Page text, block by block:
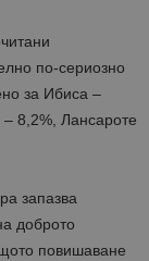
по-сериозно
за Ибиса –
8,2%, Лансароте
запазва
доброто
повишаване